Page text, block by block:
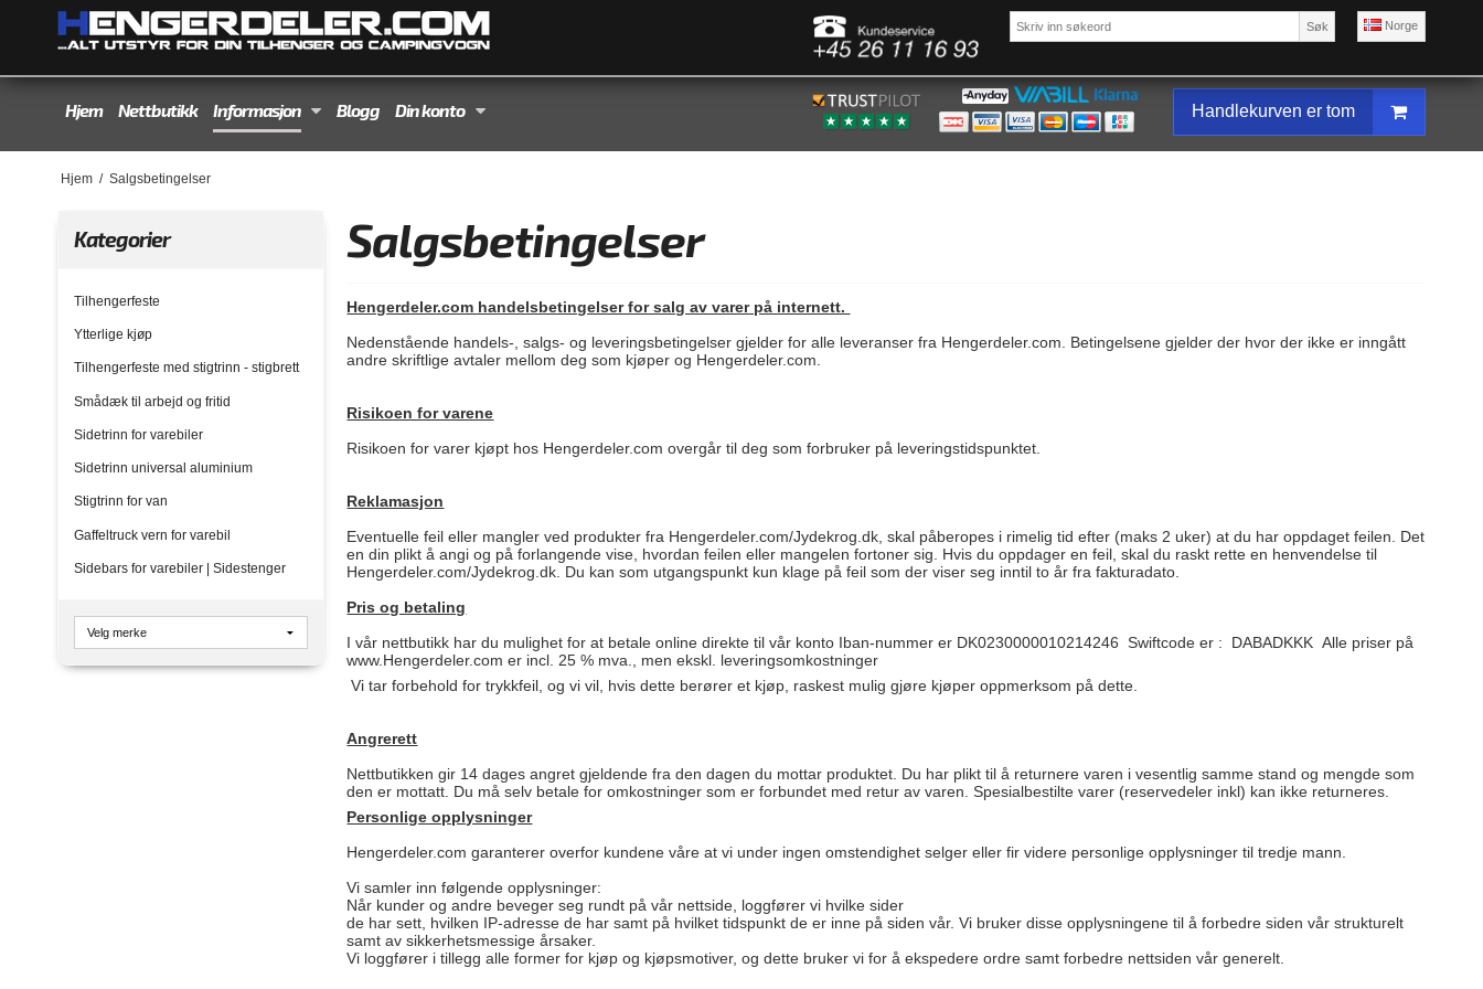
Norge
Søk
Hjem Nettbutikk Informasjon Blogg Din konto Handlekurven er tom
Hjem / Salgsbetingelser
Kategorier
Tilhengerfeste
Ytterlige kjøp
Tilhengerfeste med stigtrinn - stigbrett
Smådæk til arbejd og fritid
Sidetrinn for varebiler
Sidetrinn universal aluminium
Stigtrinn for van
Gaffeltruck vern for varebil
Sidebars for varebiler | Sidestenger
Salgsbetingelser
Hengerdeler.com handelsbetingelser for salg av varer på internett.
Nedenstående handels-, salgs- og leveringsbetingelser gjelder for alle leveranser fra Hengerdeler.com. Betingelsene gjelder der hvor der ikke er inngått
andre skriftlige avtaler mellom deg som kjøper og Hengerdeler.com.
Risikoen for varene
Risikoen for varer kjøpt hos Hengerdeler.com overgår til deg som forbruker på leveringstidspunktet.
Reklamasjon
Eventuelle feil eller mangler ved produkter fra Hengerdeler.com/Jydekrog.dk, skal påberopes i rimelig tid efter (maks 2 uker) at du har oppdaget feilen. Det
en din plikt å angi og på forlangende vise, hvordan feilen eller mangelen fortoner sig. Hvis du oppdager en feil, skal du raskt rette en henvendelse til
Hengerdeler.com/Jydekrog.dk. Du kan som utgangspunkt kun klage på feil som der viser seg inntil to år fra fakturadato.
Pris og betaling
I vår nettbutikk har du mulighet for at betale online direkte til vår konto Iban-nummer er DK0230000010214246 Swiftcode er : DABADKKK Alle priser på
www.Hengerdeler.com er incl. 25 % mva., men ekskl. leveringsomkostninger
Vi tar forbehold for trykkfeil, og vi vil, hvis dette berører et kjøp, raskest mulig gjøre kjøper oppmerksom på dette.
Angrerett
Nettbutikken gir 14 dages angret gjeldende fra den dagen du mottar produktet. Du har plikt til å returnere varen i vesentlig samme stand og mengde som
den er mottatt. Du må selv betale for omkostninger som er forbundet med retur av varen. Spesialbestilte varer (reservedeler inkl) kan ikke returneres.
Personlige opplysninger
Hengerdeler.com garanterer overfor kundene våre at vi under ingen omstendighet selger eller fir videre personlige opplysninger til tredje mann.
Vi samler inn følgende opplysninger:
Når kunder og andre beveger seg rundt på vår nettside, loggfører vi hvilke sider
de har sett, hvilken IP-adresse de har samt på hvilket tidspunkt de er inne på siden vår. Vi bruker disse opplysningene til å forbedre siden vår strukturelt
samt av sikkerhetsmessige årsaker.
Vi loggfører i tillegg alle former for kjøp og kjøpsmotiver, og dette bruker vi for å ekspedere ordre samt forbedre nettsiden vår generelt.